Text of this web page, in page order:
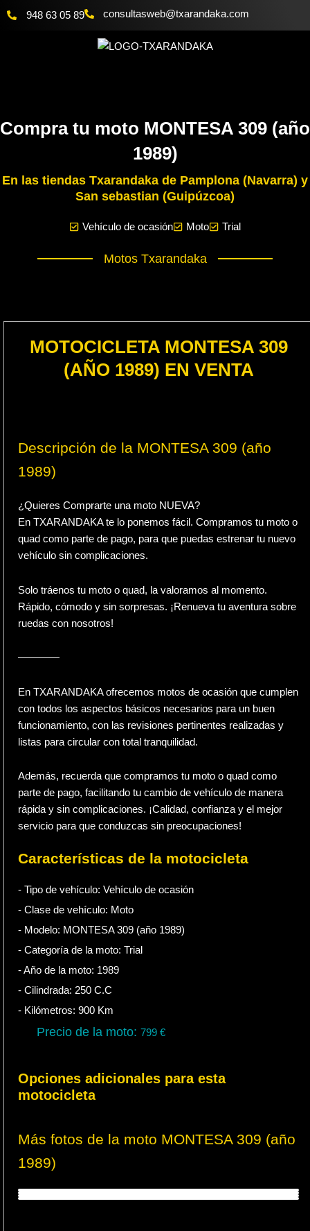
948 63 05 89 moc.akadnaraxt
@bewsatlusnoc
Compra tu moto MONTESA 309 (año
1989)
En las tiendas Txarandaka de Pamplona (Navarra) y
San sebastian (Guipúzcoa)
Vehículo de ocasión Moto Trial
Motos Txarandaka
MOTOCICLETA MONTESA 309
(AÑO 1989) EN VENTA
Descripción de la MONTESA 309 (año
1989)
¿Quieres Comprarte una moto NUEVA?
En TXARANDAKA te lo ponemos fácil. Compramos tu moto o
quad como parte de pago, para que puedas estrenar tu nuevo
vehículo sin complicaciones.
Solo tráenos tu moto o quad, la valoramos al momento.
Rápido, cómodo y sin sorpresas. ¡Renueva tu aventura sobre
ruedas con nosotros!
————
En TXARANDAKA ofrecemos motos de ocasión que cumplen
con todos los aspectos básicos necesarios para un buen
funcionamiento, con las revisiones pertinentes realizadas y
listas para circular con total tranquilidad.
Además, recuerda que compramos tu moto o quad como
parte de pago, facilitando tu cambio de vehículo de manera
rápida y sin complicaciones. ¡Calidad, confianza y el mejor
servicio para que conduzcas sin preocupaciones!
Características de la motocicleta
- Tipo de vehículo: Vehículo de ocasión
- Clase de vehículo: Moto
- Modelo: MONTESA 309 (año 1989)
- Categoría de la moto: Trial
- Año de la moto: 1989
- Cilindrada: 250 C.C
- Kilómetros: 900 Km
Precio de la moto: 799€
Opciones adicionales para esta
motocicleta
Más fotos de la moto MONTESA 309 (año
1989)